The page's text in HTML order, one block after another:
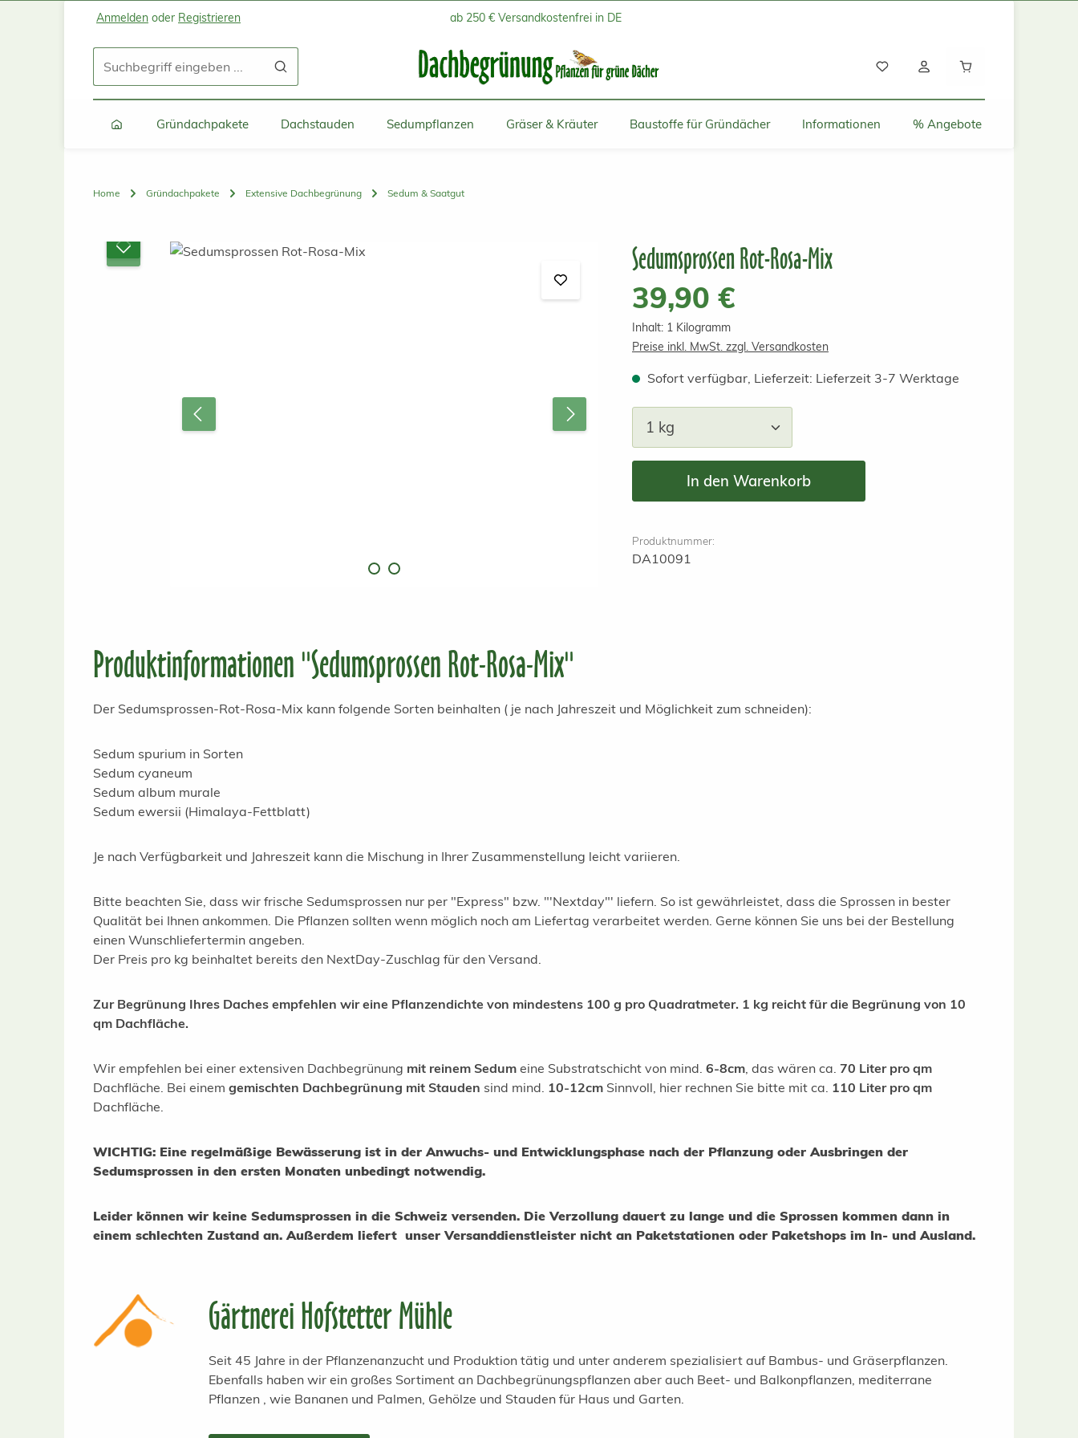
Zum Hauptinhalt springen
Zur Suche springen
Zur Hauptnavigation springen
Anmelden oder Registrieren ab 250 € Versandkostenfrei in DE
Gründachpakete Dachstauden Sedumpflanzen Gräser & Kräuter Baustoffe für Gründächer Informationen % Angebote
Home Gründachpakete Extensive Dachbegrünung Sedum & Saatgut
Bildergalerie überspringen Sedumsprossen Rot-Rosa-Mix
Regulärer Preis:
39,90 €
Inhalt: 1 Kilogramm
Preise inkl. MwSt. zzgl. Versandkosten
Sofort verfügbar, Lieferzeit: Lieferzeit 3-7 Werktage
Produkt Anzahl: Gib den gewünschten Wert ein
In den Warenkorb
Produktnummer:
DA10091
Produktinformationen "Sedumsprossen Rot-Rosa-Mix"
Der Sedumsprossen-Rot-Rosa-Mix kann folgende Sorten beinhalten ( je nach Jahreszeit und Möglichkeit zum schneiden):
Sedum spurium in Sorten
Sedum cyaneum
Sedum album murale
Sedum ewersii (Himalaya-Fettblatt)
Je nach Verfügbarkeit und Jahreszeit kann die Mischung in Ihrer Zusammenstellung leicht variieren.
Bitte beachten Sie, dass wir frische Sedumsprossen nur per "Express" bzw. "'Nextday"' liefern. So ist gewährleistet, dass die Sprossen in bester
Qualität bei Ihnen ankommen. Die Pflanzen sollten wenn möglich noch am Liefertag verarbeitet werden. Gerne können Sie uns bei der Bestellung
einen Wunschliefertermin angeben.
Der Preis pro kg beinhaltet bereits den NextDay-Zuschlag für den Versand.
Zur Begrünung Ihres Daches empfehlen wir eine Pflanzendichte von mindestens 100 g pro Quadratmeter. 1 kg reicht für die Begrünung von 10
qm Dachfläche.
Wir empfehlen bei einer extensiven Dachbegrünung mit reinem Sedum eine Substratschicht von mind. 6-8cm, das wären ca. 70 Liter pro qm
Dachfläche. Bei einem gemischten Dachbegrünung mit Stauden sind mind. 10-12cm Sinnvoll, hier rechnen Sie bitte mit ca. 110 Liter pro qm
Dachfläche.
WICHTIG: Eine regelmäßige Bewässerung ist in der Anwuchs- und Entwicklungsphase nach der Pflanzung oder Ausbringen der
Sedumsprossen in den ersten Monaten unbedingt notwendig.
Leider können wir keine Sedumsprossen in die Schweiz versenden. Die Verzollung dauert zu lange und die Sprossen kommen dann in
einem schlechten Zustand an. Außerdem liefert unser Versanddienstleister nicht an Paketstationen oder Paketshops im In- und Ausland.
Gärtnerei Hofstetter Mühle
Seit 45 Jahre in der Pflanzenanzucht und Produktion tätig und unter anderem spezialisiert auf Bambus- und Gräserpflanzen.
Ebenfalls haben wir ein großes Sortiment an Dachbegrünungspflanzen aber auch Beet- und Balkonpflanzen, mediterrane
Pflanzen , wie Bananen und Palmen, Gehölze und Stauden für Haus und Garten.